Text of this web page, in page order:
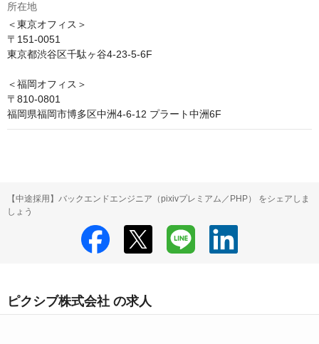
所在地
＜東京オフィス＞
〒151-0051
東京都渋谷区千駄ヶ谷4-23-5-6F
＜福岡オフィス＞
〒810-0801
福岡県福岡市博多区中洲4-6-12 プラート中洲6F
【中途採用】バックエンドエンジニア（pixivプレミアム／PHP） をシェアしま
しょう
ピクシブ株式会社 の求人